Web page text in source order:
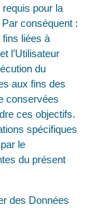
pour la
conséquent :
liées à
l’Utilisateur
du
aux fins des
conservées
ces objectifs.
spécifiques
le
du présent
des Données